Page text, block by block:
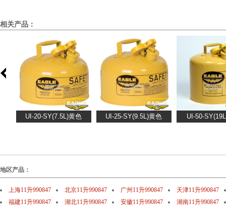
相关产品：
地区产品：
上海11升990847 北京11升990847 广州11升990847
天津11升990847
福建11升990847
湖北11升990847 安徽11升990847 湖南11升990847